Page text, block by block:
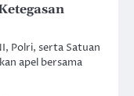
Polri, serta Satuan
apel bersama